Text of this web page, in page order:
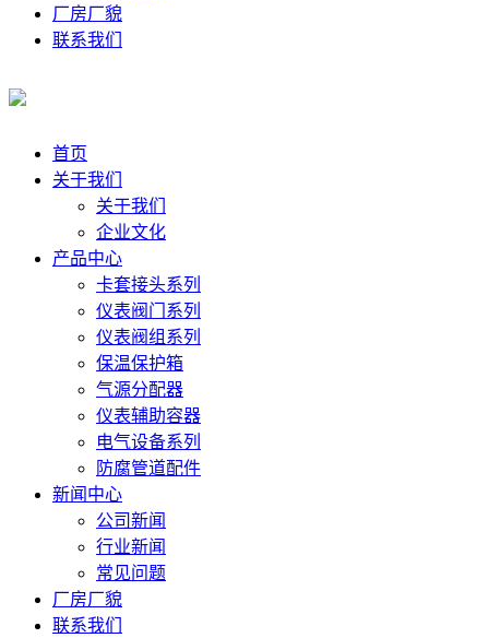
厂房厂貌
联系我们
首页
关于我们
关于我们
企业文化
产品中心
卡套接头系列
仪表阀门系列
仪表阀组系列
保温保护箱
气源分配器
仪表辅助容器
电气设备系列
防腐管道配件
新闻中心
公司新闻
行业新闻
常见问题
厂房厂貌
联系我们